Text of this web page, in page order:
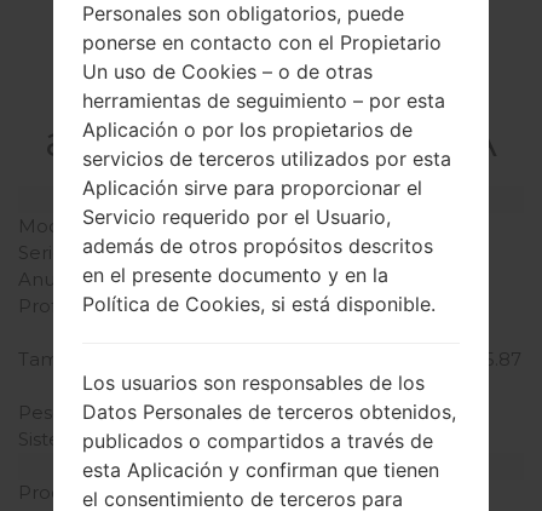
La especificación
LGH955A(LGH955A)
akaLG G Flex 2 LTE-A
Modelo y sus características
Modelo
LGH955A
Serie
LG G Flex 2 LTE-A
Anunciado
Febrero, 2015
Profundidad
9.4 milímetros (0.37
Tamaño (dimensiones)
149.1 x 75.3 milímetros (5.87
x 2.96 pulgadas)
Peso
152 gramos (5.36 onzas)
Sistema de operación
Android 5.0.x Lollipop
Hardware
Procesador
4x1.5 GHz Cortex-A53 &
Personales son obligatorios, puede
ponerse en contacto con el Propietario
Un uso de Cookies – o de otras
herramientas de seguimiento – por esta
Aplicación o por los propietarios de
servicios de terceros utilizados por esta
Aplicación sirve para proporcionar el
Servicio requerido por el Usuario,
además de otros propósitos descritos
en el presente documento y en la
Política de Cookies, si está disponible.
Los usuarios son responsables de los
Datos Personales de terceros obtenidos,
publicados o compartidos a través de
esta Aplicación y confirman que tienen
el consentimiento de terceros para